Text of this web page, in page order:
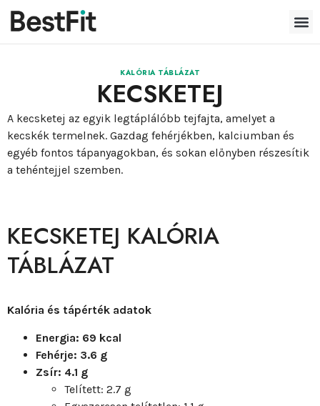
KALÓRIA TÁBLÁZAT
KECSKETEJ
A kecsketej az egyik legtáplálóbb tejfajta, amelyet a
kecskék termelnek. Gazdag fehérjékben, kalciumban és
egyéb fontos tápanyagokban, és sokan előnyben részesítik
a tehéntejjel szemben.
KECSKETEJ KALÓRIA
TÁBLÁZAT
Kalória és tápérték adatok
Energia: 69 kcal
Fehérje: 3.6 g
Zsír: 4.1 g
Telített: 2.7 g